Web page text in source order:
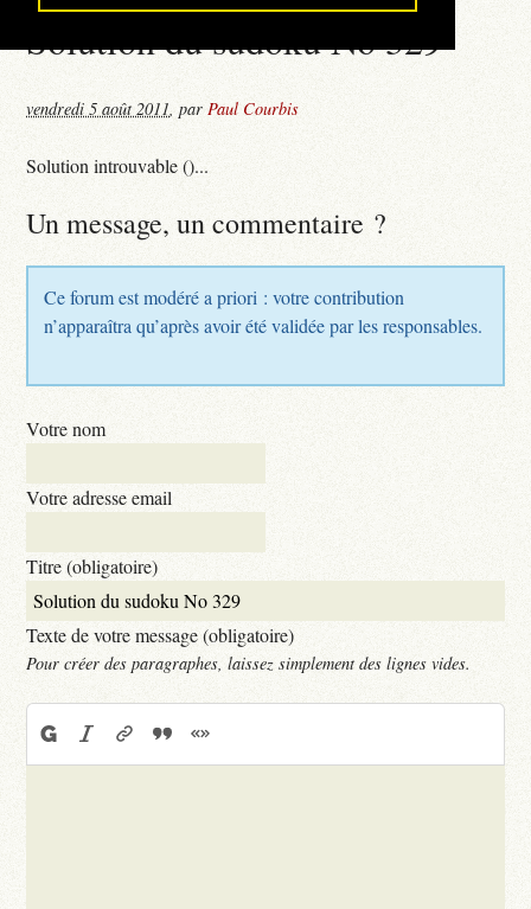
Solution du sudoku No 329
vendredi 5 août 2011,parPaul Courbis
Solution introuvable ()...
Un message, un commentaire ?
Ce forum est modéré a priori : votre contribution
n’apparaîtra qu’après avoir été validée par les responsables.
Votre nom
Votre adresse email
Titre (obligatoire)
Texte de votre message (obligatoire)
Pour créer des paragraphes, laissez simplement des lignes vides.